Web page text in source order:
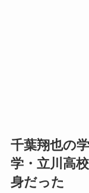
千葉翔也の
学・立川高
身だった